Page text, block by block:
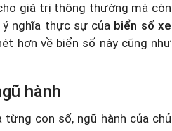
giá trị thông thường mà còn
ý nghĩa thực sự của biển số xe
hơn về biển số này cũng như
hành
con số, ngũ hành của chủ